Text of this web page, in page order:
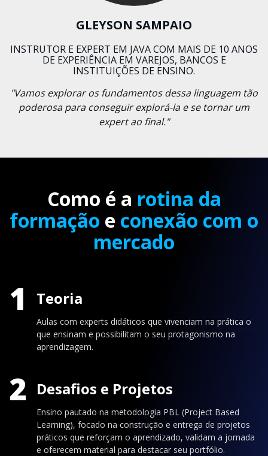
GLEYSON SAMPAIO
INSTRUTOR E EXPERT EM JAVA COM MAIS DE 10 ANOS
DE EXPERIÊNCIA EM VAREJOS, BANCOS E
INSTITUIÇÕES DE ENSINO.
"Vamos explorar os fundamentos dessa linguagem tão
poderosa para conseguir explorá-la e se tornar um
expert ao final."
Como é a rotina da
formação e conexão com o
mercado
1 Teoria
Aulas com experts didáticos que vivenciam na prática o
que ensinam e possibilitam o seu protagonismo na
aprendizagem.
2 Desafios e Projetos
Ensino pautado na metodologia PBL (Project Based
Learning), focado na construção e entrega de projetos
práticos que reforçam o aprendizado, validam a jornada
e oferecem material para destacar seu portfólio.